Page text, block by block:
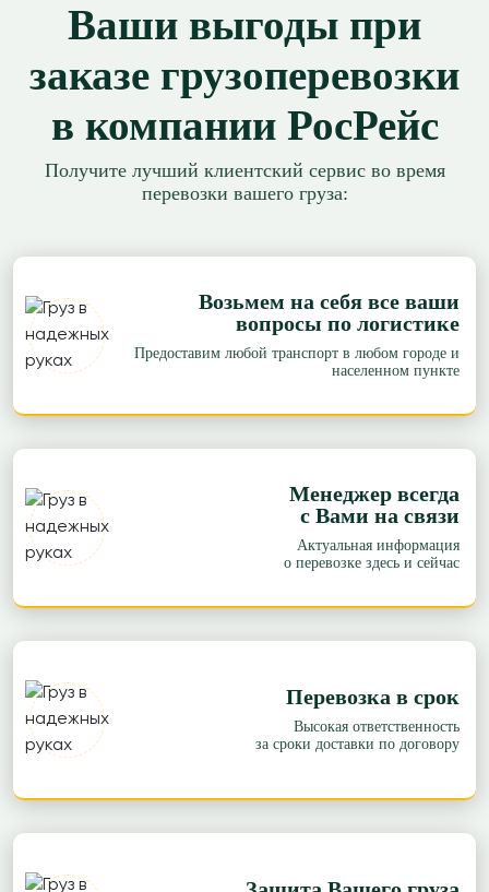
Ваши выгоды при
заказе грузоперевозки
в компании РосРейс
Получите лучший клиентский сервис во время
перевозки вашего груза:
Возьмем на себя все ваши
вопросы по логистике
Предоставим любой транспорт в любом городе и
населенном пункте
Менеджер всегда
с Вами на связи
Актуальная информация
о перевозке здесь и сейчас
Перевозка в срок
Высокая ответственность
за сроки доставки по договору